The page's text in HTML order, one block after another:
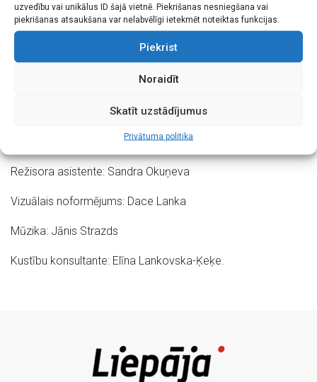
uzvedību vai unikālus ID šajā vietnē. Piekrišanas nesniegšana vai
piekrišanas atsaukšana var nelabvēlīgi ietekmēt noteiktas funkcijas.
Piekrist
Noraidīt
Skatīt uzstādījumus
Privātuma politika
piedevām.
Izrādē varam nojaust arī mūsdienās aktuālas iezīmes
cilvēku attiecībās – vēlmi apmuļķot, izmantot, pazemot… To
Režisore: Ināra Kalnarāja
Režisora asistente: Sandra Okuņeva
Vizuālais noformējums: Dace Lanka
Mūzika: Jānis Strazds
Kustību konsultante: Elīna Lankovska-Ķeķe.